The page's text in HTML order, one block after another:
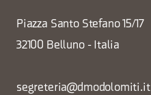
Piazza Santo Stefano 15/17
32100 Belluno - Italia
segreteria@dmodolomiti.it